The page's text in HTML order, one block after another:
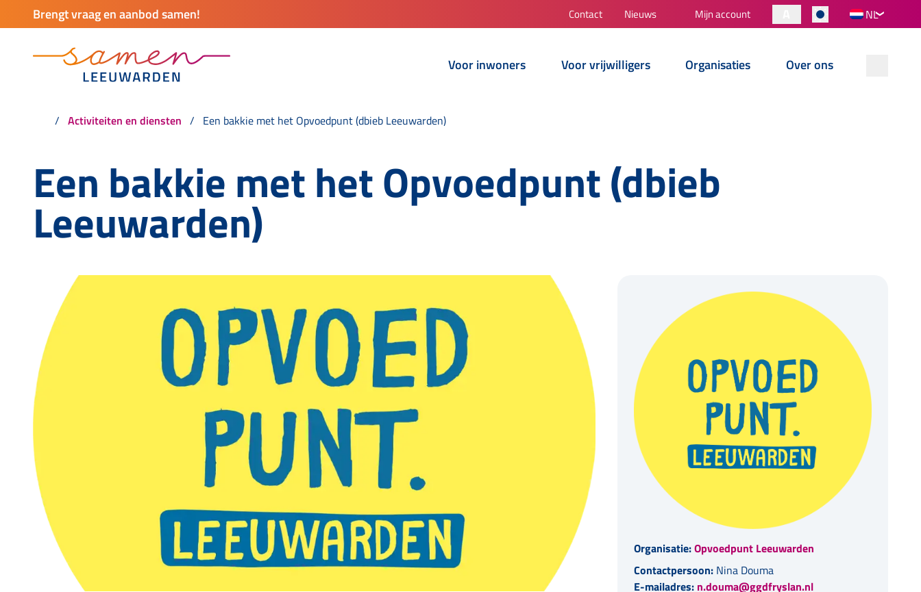
Brengt vraag en aanbod samen! Contact Nieuws Mijn account NL
Voor inwoners Voor vrijwilligers Organisaties Over ons
Activiteiten en diensten Een bakkie met het Opvoedpunt (dbieb Leeuwarden)
Een bakkie met het Opvoedpunt (dbieb
Leeuwarden)
Organisatie:Opvoedpunt Leeuwarden
Contactpersoon: Nina Douma
E-mailadres: n.douma@ggdfryslan.nl